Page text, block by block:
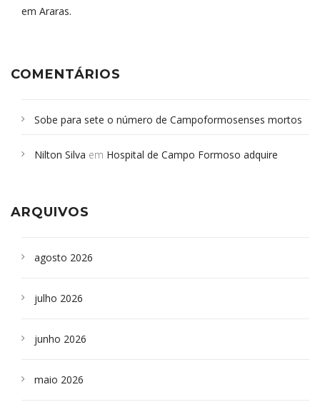
em Araras.
COMENTÁRIOS
Sobe para sete o número de Campoformosenses mortos
Campoformosenses que morreram em desabamentos são
Nilton Silva em Hospital de Campo Formoso adquire
ARQUIVOS
agosto 2026
julho 2026
junho 2026
maio 2026